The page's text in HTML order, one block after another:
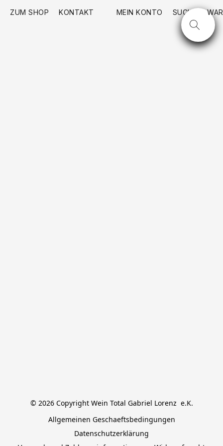
ZUM SHOP KONTAKT MEIN KONTO SUCHE
© 2026 Copyright Wein Total Gabriel Lorenz  e.K.
Allgemeinen Geschaeftsbedingungen
Datenschutzerklärung